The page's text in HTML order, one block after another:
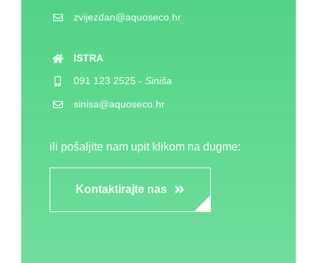
zvijezdan@aquoseco.hr
ISTRA
091 123 2525 - Siniša
sinisa@aquoseco.hr
ili pošaljite nam upit klikom na dugme:
Kontaktirajte nas